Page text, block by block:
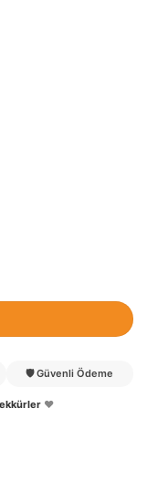
🛡️ Güvenli Ödeme
❤️